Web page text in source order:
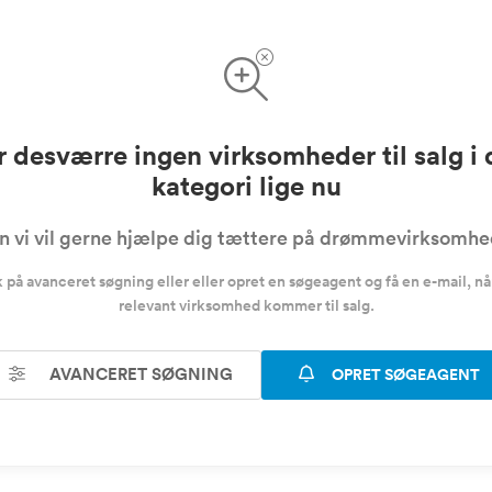
desværre ingen virksomheder til salg i
kategori lige nu
vi vil gerne hjælpe dig tættere på
på avanceret søgning eller eller opret en søgeagent og få en e-mail,
relevant virksomhed kommer til salg.
AVANCERET SØGNING OPRET SØGEAGENT